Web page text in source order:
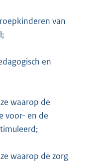
van
en
waarop de
voor- en de
waarop de zorg